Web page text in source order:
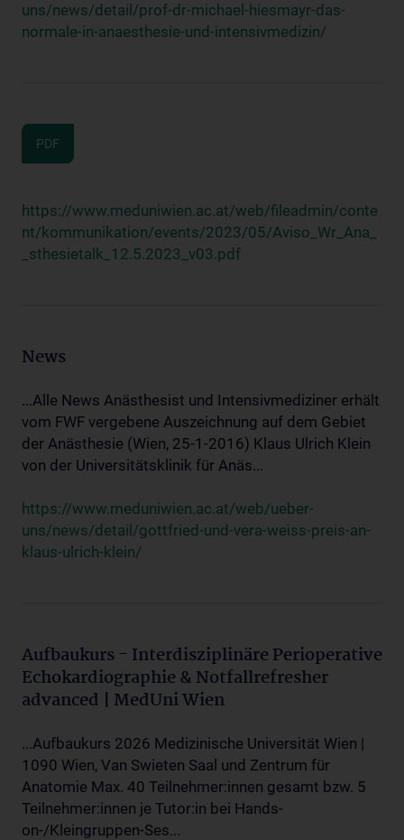
uns/news/detail/prof-dr-michael-hiesmayr-das-
normale-in-anaesthesie-und-intensivmedizin/
PDF
https://www.meduniwien.ac.at/web/fileadmin/conte
nt/kommunikation/events/2023/05/Aviso_Wr_Ana_
_sthesietalk_12.5.2023_v03.pdf
News
...Alle News Anästhesist und Intensivmediziner erhält
vom FWF vergebene Auszeichnung auf dem Gebiet
der Anästhesie (Wien, 25-1-2016) Klaus Ulrich Klein
von der Universitätsklinik für Anäs...
https://www.meduniwien.ac.at/web/ueber-
uns/news/detail/gottfried-und-vera-weiss-preis-an-
klaus-ulrich-klein/
Aufbaukurs - Interdisziplinäre Perioperative
Echokardiographie & Notfallrefresher
advanced | MedUni Wien
...Aufbaukurs 2026 Medizinische Universität Wien |
1090 Wien, Van Swieten Saal und Zentrum für
Anatomie Max. 40 Teilnehmer:innen gesamt bzw. 5
Teilnehmer:innen je Tutor:in bei Hands-
on-/Kleingruppen-Ses...